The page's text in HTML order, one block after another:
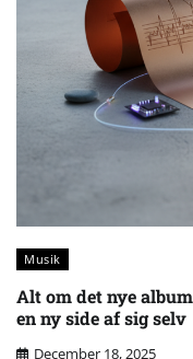
Musik
Alt om det nye
en ny side af sig selv
December 18, 2025